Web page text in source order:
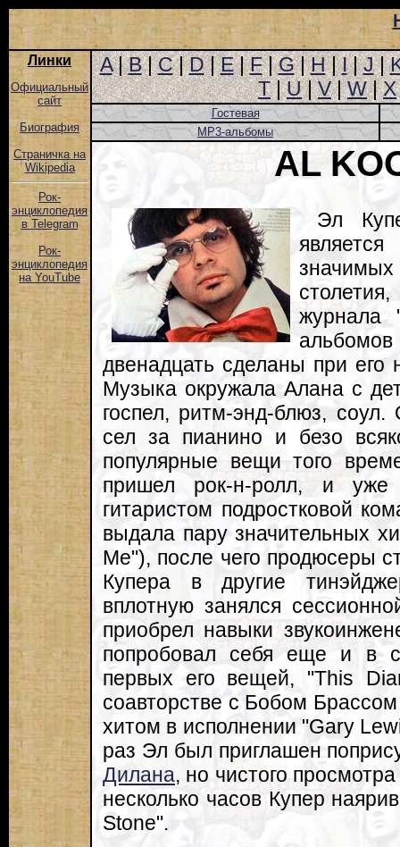
Линки
Официальный
сайт
Биография
Страничка на
Wikipedia
Рок-
энциклопедия
в Telegram
Рок-
энциклопедия
на YouTube
A|B|C|D|E|F|G|H|I|J|
T|U|V|W|X
Гостевая
MP3-альбомы
AL
Эл
журнала
двенадцать сделаны при его
Музыка окружала Алана с
госпел, ритм-энд-блюз,
сел за пианино и безо
популярные вещи того
пришел рок-н-ролл, и
гитаристом подростковой
выдала пару значительных
Me"), после чего продюсеры
Купера в другие
вплотную занялся
приобрел навыки
попробовал себя еще и в
первых его вещей, "This
соавторстве с Бобом
хитом в исполнении "Gary
раз Эл был приглашен
Дилана, но чистого
несколько часов Купер
Stone".